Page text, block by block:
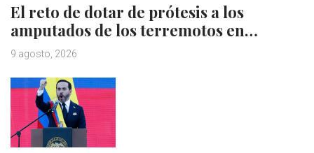
El reto de dotar de prótesis a los
amputados de los terremotos en…
9 agosto, 2026